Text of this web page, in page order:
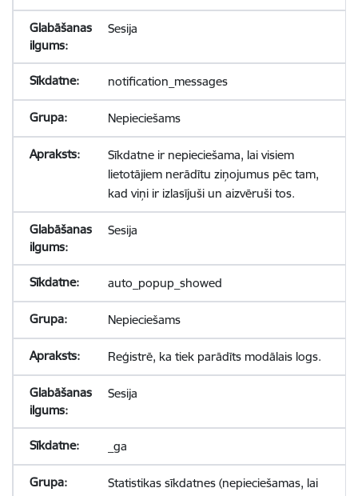
Sesija
notification_messages
Nepieciešams
Sīkdatne ir nepieciešama, lai visiem
lietotājiem nerādītu ziņojumus pēc tam,
kad viņi ir izlasījuši un aizvēruši tos.
Sesija
auto_popup_showed
Nepieciešams
Reģistrē, ka tiek parādīts modālais logs.
Sesija
_ga
Statistikas sīkdatnes (nepieciešamas, lai